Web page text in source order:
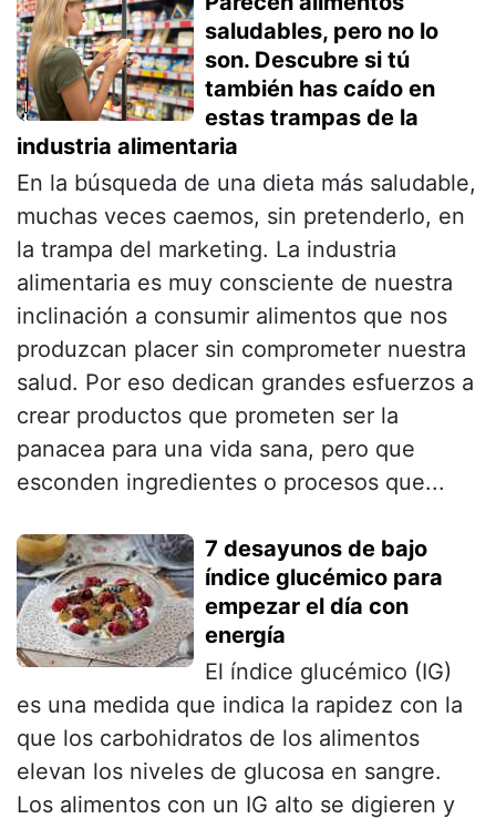
saludables, pero no lo
son. Descubre si tú
también has caído en
estas trampas de la
industria alimentaria
En la búsqueda de una dieta más saludable,
muchas veces caemos, sin pretenderlo, en
la trampa del marketing. La industria
alimentaria es muy consciente de nuestra
inclinación a consumir alimentos que nos
produzcan placer sin comprometer nuestra
salud. Por eso dedican grandes esfuerzos a
crear productos que prometen ser la
panacea para una vida sana, pero que
esconden ingredientes o procesos que...
7 desayunos de bajo
índice glucémico para
empezar el día con
energía
El índice glucémico (IG)
es una medida que indica la rapidez con la
que los carbohidratos de los alimentos
elevan los niveles de glucosa en sangre.
Los alimentos con un IG alto se digieren y